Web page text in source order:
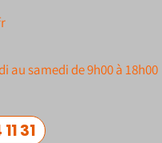
au samedi de 9h00 à 18h00
31